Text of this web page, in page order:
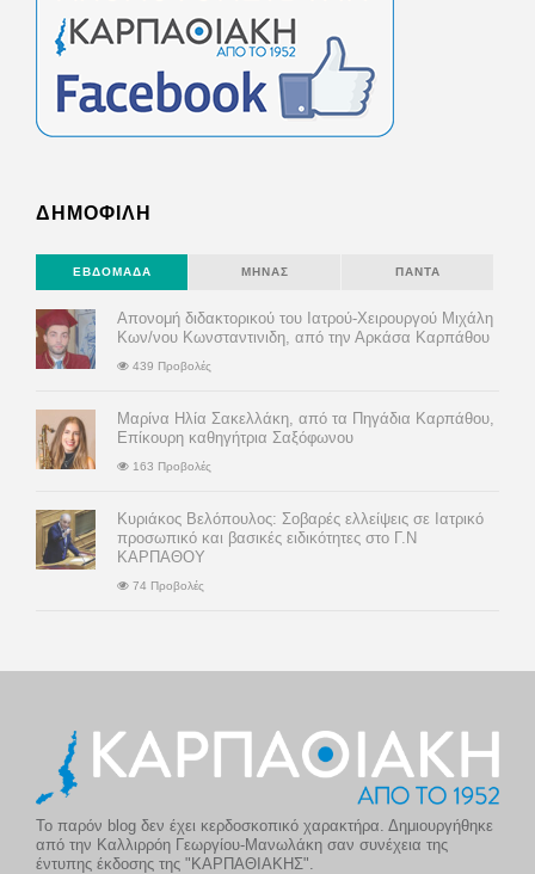
ΔΗΜΟΦΙΛΗ
ΕΒΔΟΜΆΔΑ ΜΉΝΑΣ ΠΆΝΤΑ
Απονομή διδακτορικού του Ιατρού-Χειρουργού Μιχάλη
Κων/νου Κωνσταντινιδη, από την Αρκάσα Καρπάθου
439 Προβολές
Μαρίνα Ηλία Σακελλάκη, από τα Πηγάδια Καρπάθου,
Επίκουρη καθηγήτρια Σαξόφωνου
163 Προβολές
Κυριάκος Βελόπουλος: Σοβαρές ελλείψεις σε Ιατρικό
προσωπικό και βασικές ειδικότητες στο Γ.Ν
ΚΑΡΠΑΘΟΥ
74 Προβολές
Το παρόν blog δεν έχει κερδοσκοπικό χαρακτήρα. Δημιουργήθηκε
από την Καλλιρρόη Γεωργίου-Μανωλάκη σαν συνέχεια της
έντυπης έκδοσης της "ΚΑΡΠΑΘΙΑΚΗΣ".